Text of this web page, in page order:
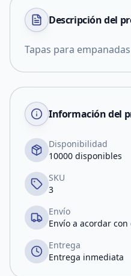
Descripción del
Tapas para
Información del
Disponibilidad
10000 disponibles
SKU
3
Envío
Envío a acordar
Entrega
Entrega inmediata